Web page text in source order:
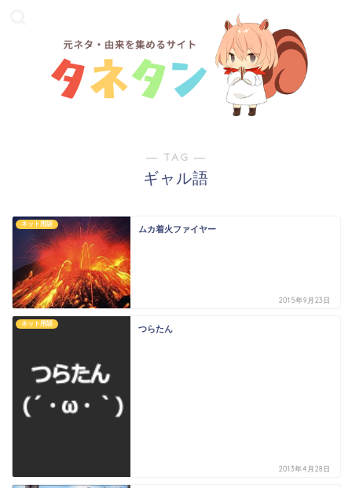
― TAG ―
ギャル語
ネット用語
ムカ着火ファイヤー
2015年9月23日
ネット用語
つらたん
2013年4月28日